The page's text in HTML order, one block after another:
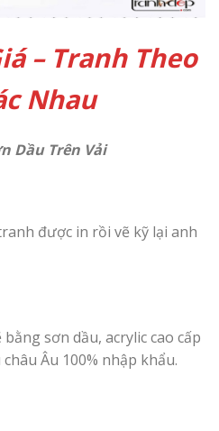
– Tranh Theo
Nhau
Dầu Trên Vải
được in rồi vẽ kỹ lại anh
sơn dầu, acrylic cao cấp
Âu 100% nhập khẩu.